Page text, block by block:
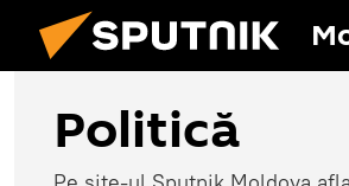
Politică